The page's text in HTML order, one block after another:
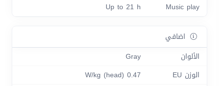
Music play
Up to 21 h
اضافي
الألوان
Gray
الوزن EU
0.47 W/kg (head)